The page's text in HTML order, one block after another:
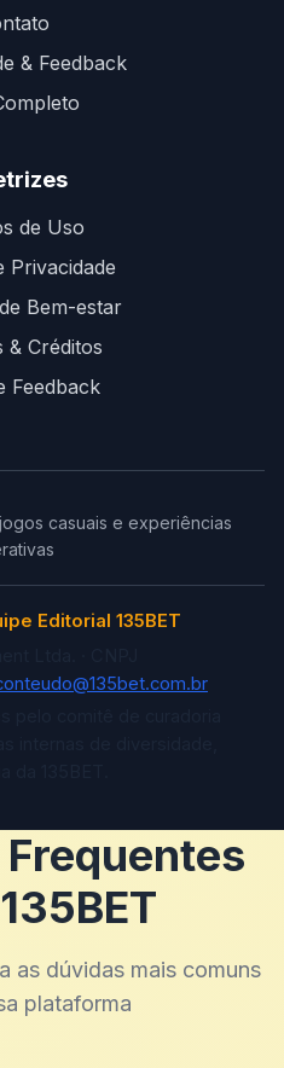
& Feedback
de Uso
Privacidade
Bem-estar
& Créditos
Feedback
casuais e experiências
Editorial 135BET
as dúvidas mais comuns
plataforma